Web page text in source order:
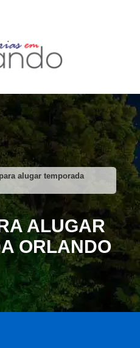
alugar temporada
ALUGAR
ORLANDO